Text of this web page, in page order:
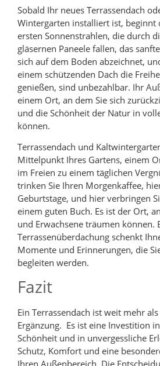
Sobald Ihr neues Terrassendach
Wintergarten installiert ist, beginnt
ersten Sonnenstrahlen, die durch
gläsernen Paneele fallen, das
sich auf dem Boden abzeichnet,
einem schützenden Dach die
genießen, sind unbezahlbar. Ihr
einem Ort, an dem Sie sich
und die Schönheit der Natur in
können.
Terrassendach und
Mittelpunkt Ihres Gartens, einem
im Freien zu einem täglichen
trinken Sie Ihren Morgenkaffee,
Geburtstage, und hier verbringen
einem guten Buch. Es ist der Ort,
und Erwachsene träumen können.
Terrassenüberdachung schenkt
Momente und Erinnerungen, die
begleiten werden.
Fazit
Ein Terrassendach ist weit mehr
Ergänzung. Es ist eine Investition
Schönheit und in unvergessliche
Schutz, Komfort und eine